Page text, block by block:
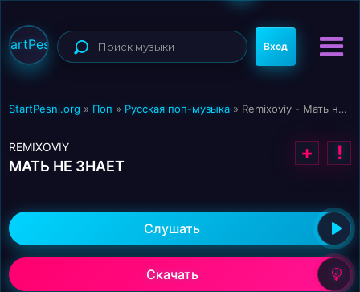
Вход
StartPesni.org » Поп » Русская поп-музыка » Remixoviy - Мать не знает
REMIXOVIY
МАТЬ НЕ ЗНАЕТ
+ !
Слушать
Скачать